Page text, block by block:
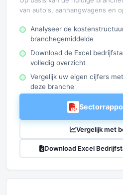
van auto's, aanhangwagens en
Analyseer de
branchegemiddelde
Download de Excel
volledig overzicht
Vergelijk uw eigen cijfers
deze branche
Vergelijk met
Download Excel